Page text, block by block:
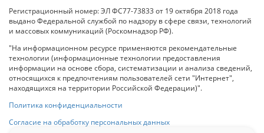
Регистрационный номер: ЭЛ ФС77-73833 от 19 октября 2018 года
выдано Федеральной службой по надзору в сфере связи, технологий
и массовых коммуникаций (Роскомнадзор РФ).
"На информационном ресурсе применяются рекомендательные
технологии (информационные технологии предоставления
информации на основе сбора, систематизации и анализа сведений,
относящихся к предпочтениям пользователей сети "Интернет",
находящихся на территории Российской Федерации)".
Политика конфиденциальности
Согласие на обработку персональных данных